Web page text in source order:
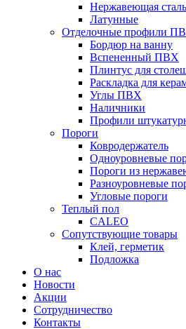
Нержавеющая сталь
Латунные
Отделочные профили
Бордюр на ванну
Вспененный ПВХ
Плинтус для
Раскладка для
Углы ПВХ
Наличники
Профили
Пороги
Ковродержатель
Одноуровневые
Пороги из
Разноуровневые
Угловые пороги
Теплый пол
CALEO
Сопутствующие товары
Клей, герметик
Подложка
О нас
Новости
Акции
Сотрудничество
Контакты